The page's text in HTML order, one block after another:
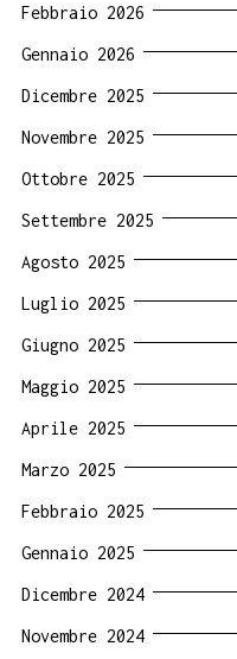
Febbraio 2026
Gennaio 2026
Dicembre 2025
Novembre 2025
Ottobre 2025
Settembre 2025
Agosto 2025
Luglio 2025
Giugno 2025
Maggio 2025
Aprile 2025
Marzo 2025
Febbraio 2025
Gennaio 2025
Dicembre 2024
Novembre 2024